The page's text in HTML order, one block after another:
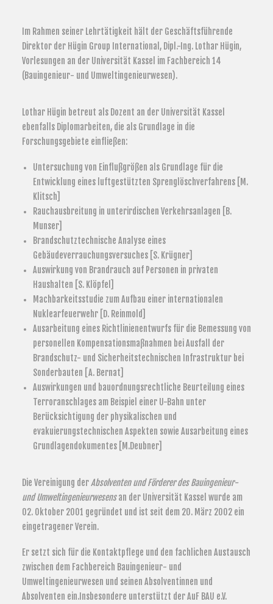
Im Rahmen seiner Lehrtätigkeit hält der Geschäftsführende
Direktor der Hügin Group International, Dipl.-Ing. Lothar Hügin,
Vorlesungen an der Universität Kassel im Fachbereich 14
(Bauingenieur- und Umweltingenieurwesen).
Lothar Hügin betreut als Dozent an der Universität Kassel
ebenfalls Diplomarbeiten, die als Grundlage in die
Forschungsgebiete einfließen:
Untersuchung von Einflußgrößen als Grundlage für die
Entwicklung eines luftgestützten Sprenglöschverfahrens [M.
Klitsch]
Rauchausbreitung in unterirdischen Verkehrsanlagen [B.
Munser]
Brandschutztechnische Analyse eines
Gebäudeverrauchungsversuches [S. Krügner]
Auswirkung von Brandrauch auf Personen in privaten
Haushalten [S. Klöpfel]
Machbarkeitsstudie zum Aufbau einer internationalen
Nuklearfeuerwehr [D. Reinmold]
Ausarbeitung eines Richtlinienentwurfs für die Bemessung von
personellen Kompensationsmaßnahmen bei Ausfall der
Brandschutz- und Sicherheitstechnischen Infrastruktur bei
Sonderbauten [A. Bernat]
Auswirkungen und bauordnungsrechtliche Beurteilung eines
Terroranschlages am Beispiel einer U-Bahn unter
Berücksichtigung der physikalischen und
evakuierungstechnischen Aspekten sowie Ausarbeitung eines
Grundlagendokumentes [M.Deubner]
Die Vereinigung derAbsolventen und Förderer des Bauingenieur-
und Umweltingenieurwesensan der Universität Kassel wurde am
02. Oktober 2001 gegründet und ist seit dem 20. März 2002 ein
eingetragener Verein.
Er setzt sich für die Kontaktpflege und den fachlichen Austausch
zwischen dem Fachbereich Bauingenieur- und
Umweltingenieurwesen und seinen Absolventinnen und
Absolventen ein.Insbesondere unterstützt der AuF BAU e.V.